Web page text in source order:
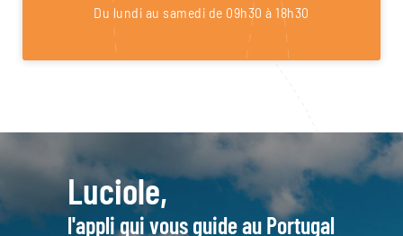
Du lundi au samedi de 09h30 à 18h30
Luciole,
l'appli qui vous guide au Portugal